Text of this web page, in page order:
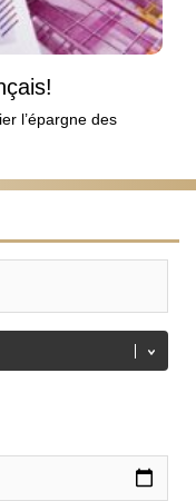
l’épargne des